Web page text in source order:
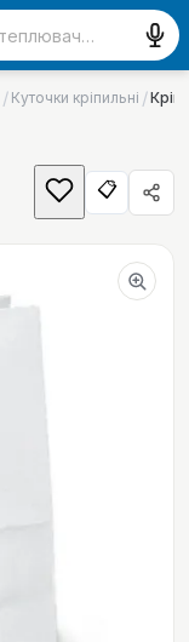
/ Куточки кріпильні /
📋